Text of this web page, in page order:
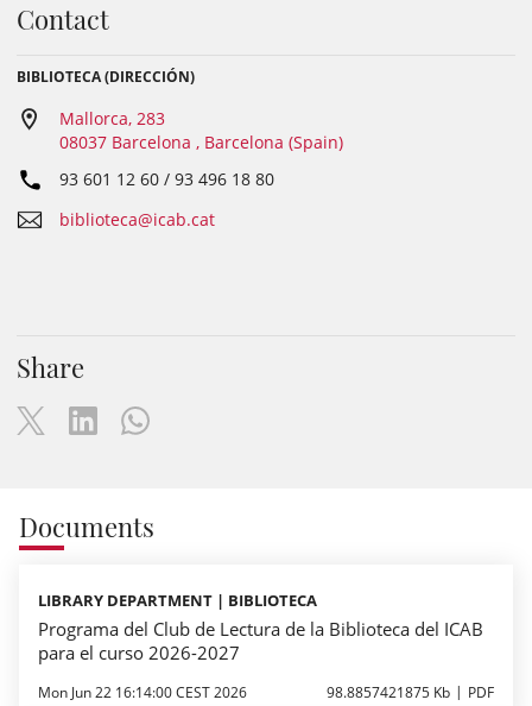
Contact
BIBLIOTECA (DIRECCIÓN)
Mallorca, 283
08037 Barcelona , Barcelona (Spain)
93 601 12 60 / 93 496 18 80
biblioteca@icab.cat
Share
Documents
LIBRARY DEPARTMENT | BIBLIOTECA
Programa del Club de Lectura de la Biblioteca del ICAB
para el curso 2026-2027
Mon Jun 22 16:14:00 CEST 2026 98.8857421875 Kb PDF